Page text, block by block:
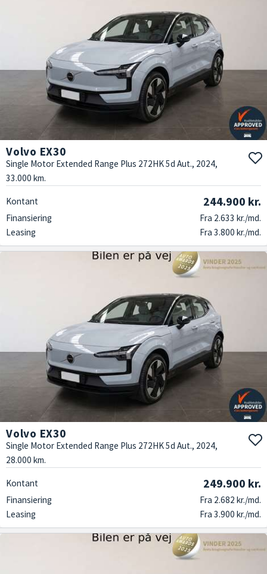
Volvo EX30
Single Motor Extended Range Plus 272HK 5d Aut., 2024,
33.000 km.
Kontant 244.900 kr.
Finansiering
Fra 2.633 kr./md.
Leasing
Fra 3.800 kr./md.
Volvo EX30
Single Motor Extended Range Plus 272HK 5d Aut., 2024,
28.000 km.
Kontant 249.900 kr.
Finansiering
Fra 2.682 kr./md.
Leasing
Fra 3.900 kr./md.